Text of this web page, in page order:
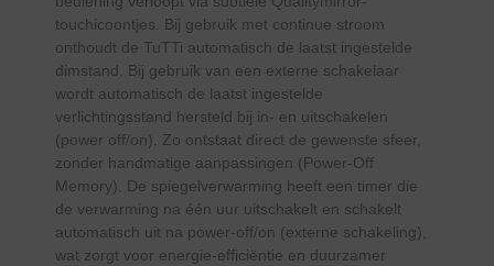
touchicoontjes. Bij gebruik met continue stroom
onthoudt de TuTTi automatisch de laatst ingestelde
dimstand. Bij gebruik van een externe schakelaar
wordt automatisch de laatst ingestelde
verlichtingsstand hersteld bij in- en uitschakelen
(power off/on). Zo ontstaat direct de gewenste sfeer,
zonder handmatige aanpassingen (Power-Off
Memory). De spiegelverwarming heeft een timer die
de verwarming na één uur uitschakelt en schakelt
automatisch uit na power-off/on (externe schakeling),
wat zorgt voor energie-efficiëntie en duurzamer